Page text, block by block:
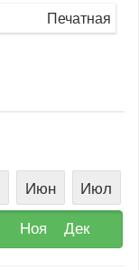
Печатная
Июн
Июл
Ноя Дек